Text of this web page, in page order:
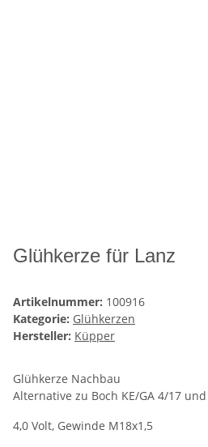
Glühkerze für Lanz
Artikelnummer: 100916
Kategorie: Glühkerzen
Hersteller: Küpper
Glühkerze Nachbau
Alternative zu Boch KE/GA 4/17
4,0 Volt, Gewinde M18x1,5